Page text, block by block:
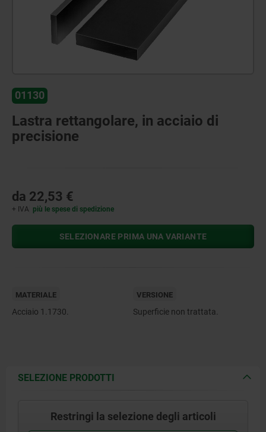
01130
Lastra rettangolare, in acciaio di
precisione
da 22,53 €
+ IVA più le spese di spedizione
SELEZIONARE PRIMA UNA VARIANTE
MATERIALE
Acciaio 1.1730.
VERSIONE
Superficie non trattata.
SELEZIONE PRODOTTI
Restringi la selezione degli articoli